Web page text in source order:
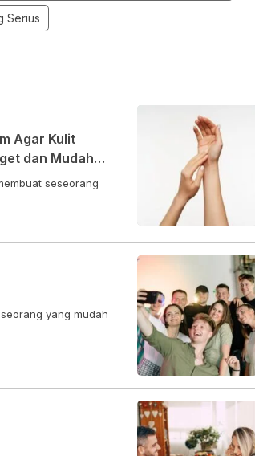
Serius
Agar Kulit
dan Mudah
seseorang
yang mudah